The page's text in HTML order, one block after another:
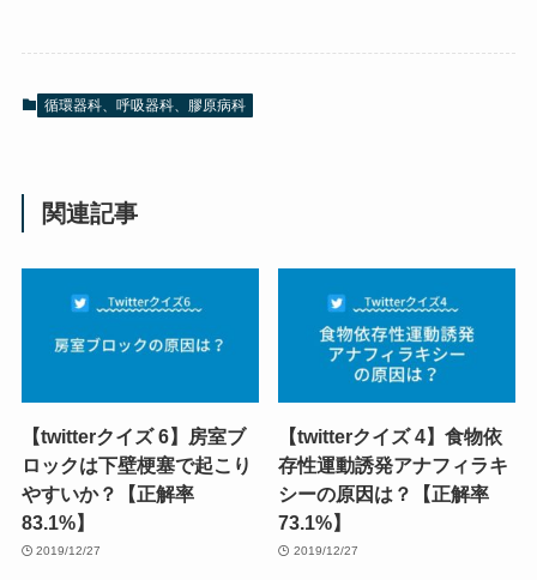
循環器科、呼吸器科、膠原病科
関連記事
【twitterクイズ 6】房室ブ
ロックは下壁梗塞で起こり
やすいか？【正解率
83.1%】
2019/12/27
【twitterクイズ 4】食物依
存性運動誘発アナフィラキ
シーの原因は？【正解率
73.1%】
2019/12/27